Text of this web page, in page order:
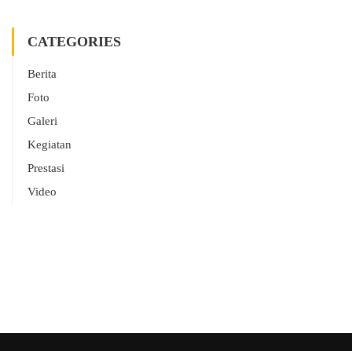
CATEGORIES
Berita
Foto
Galeri
Kegiatan
Prestasi
Video